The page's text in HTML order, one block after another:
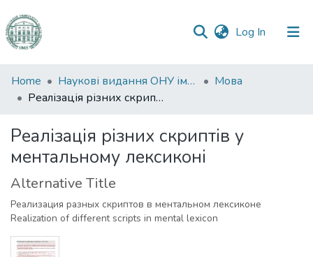
Log In (current)
Communities
&
All of DSpace
Statistics
Home Наукові видання ОНУ імені І. І. Мечникова
Мова
Реалізація різних скриптів у ментальному лексиконі
Реалізація різних скриптів у
ментальному лексиконі
Alternative Title
Реализация разных скриптов в ментальном лексиконе
Realization of different scripts in mental lexicon